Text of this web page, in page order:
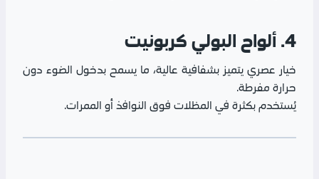
4. ألواح البولي كربونيت
خيار عصري يتميز بشفافية عالية، ما يسمح بدخول الضوء دون
حرارة مفرطة.
يُستخدم بكثرة في المظلات فوق النوافذ أو الممرات.